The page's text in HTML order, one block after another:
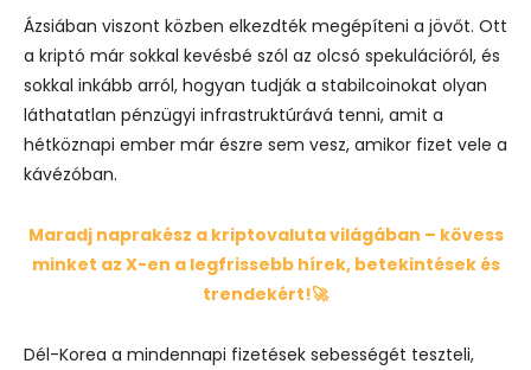
Ázsiában viszont közben elkezdték megépíteni a jövőt. Ott
a kriptó már sokkal kevésbé szól az olcsó spekulációról, és
sokkal inkább arról, hogyan tudják a stabilcoinokat olyan
láthatatlan pénzügyi infrastruktúrává tenni, amit a
hétköznapi ember már észre sem vesz, amikor fizet vele a
kávézóban.
Maradj naprakész a kriptovaluta világában – kövess
minket az X-en a legfrissebb hírek, betekintések és
trendekért!🚀
Dél-Korea a mindennapi fizetések sebességét teszteli,